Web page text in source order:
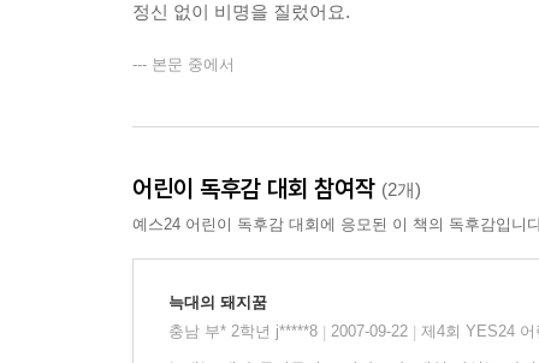
정신 없이 비명을 질렀어요.
--- 본문 중에서
어린이 독후감 대회 참여작 (2개)
예스24 어린이 독후감 대회에 응모된 이 책의 독후감입니
늑대의 돼지꿈
충남 부* 2학년 j*****8
2007-09-22 제4회 YES24